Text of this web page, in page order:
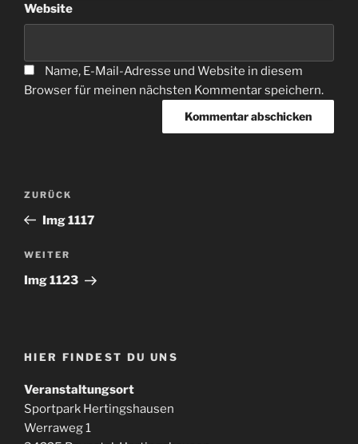
Website
Name, E-Mail-Adresse und Website in diesem
Browser für meinen nächsten Kommentar speichern.
Beitragsnavigation
Vorheriger
Beitrag
ZURÜCK
Img 1117
Nächster
Beitrag
WEITER
Img 1123
HIER FINDEST DU UNS
Veranstaltungsort
Sportpark Hertingshausen
Werraweg 1